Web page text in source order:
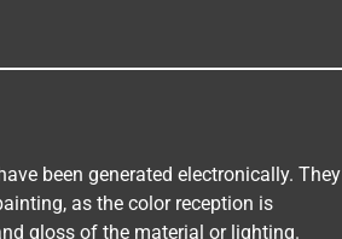
been generated electronically. They
as the color reception is
gloss of the material or lighting.